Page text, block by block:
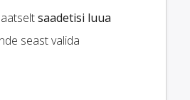
saadetisi luua
seast valida